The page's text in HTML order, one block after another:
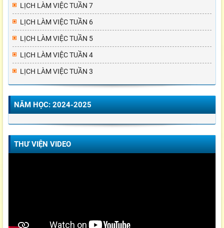
LỊCH LÀM VIỆC TUẦN 7
LỊCH LÀM VIỆC TUẦN 6
LỊCH LÀM VIỆC TUẦN 5
LỊCH LÀM VIỆC TUẦN 4
LỊCH LÀM VIỆC TUẦN 3
NĂM HỌC: 2024-2025
THƯ VIỆN VIDEO